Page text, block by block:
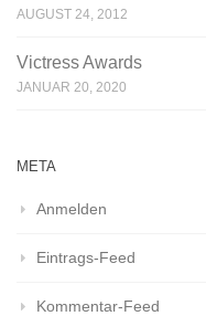
AUGUST 24, 2012
Victress Awards
JANUAR 20, 2020
META
Anmelden
Eintrags-Feed
Kommentar-Feed